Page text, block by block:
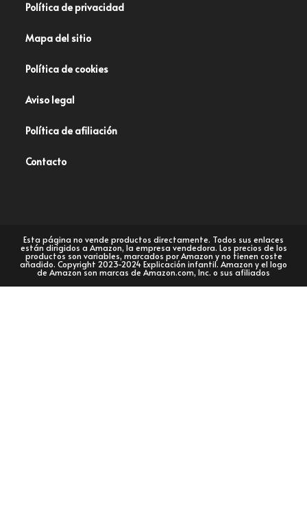
Política de privacidad
Mapa del sitio
Política de cookies
Aviso legal
Política de afiliación
Contacto
Esta página no vende productos directamente. Todos sus enlaces
están dirigidos a Amazon, la empresa vendedora. Los precios de los
productos son variables, marcados por Amazon y no tienen coste
añadido. Copyright 2023-2024 Explicación infantil. Amazon y el logo
de Amazon son marcas de Amazon.com, Inc. o sus afiliados